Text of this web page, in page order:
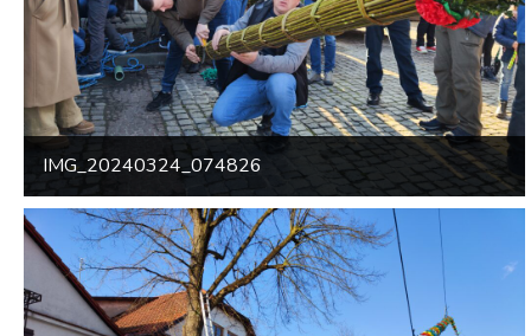
IMG_20240324_074826